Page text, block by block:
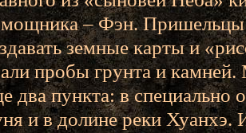
– Фэн. Пришельцы
земные карты и
пробы грунта и
два пункта: в специально
и в долине реки Хуанхэ.